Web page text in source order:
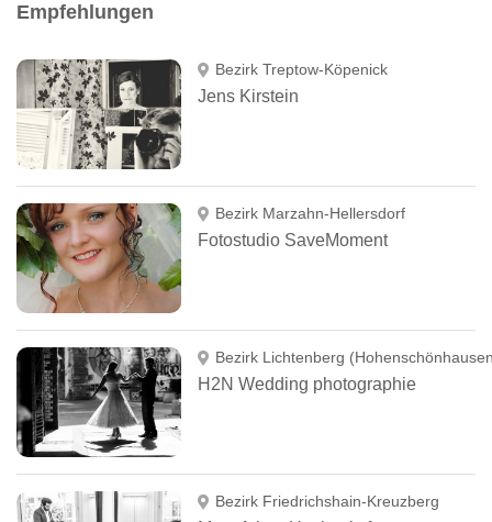
Empfehlungen
Bezirk Treptow-Köpenick
Jens Kirstein
Bezirk Marzahn-Hellersdorf
Fotostudio SaveMoment
Bezirk Lichtenberg
H2N Wedding photographie
Bezirk Friedrichshain-Kreuzberg